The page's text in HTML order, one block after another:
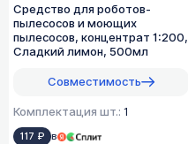
Средство для роботов-
пылесосов и моющих
пылесосов, концентрат 1:200,
Сладкий лимон, 500мл
Совместимость
Комплектация шт.: 1
117 ₽ в